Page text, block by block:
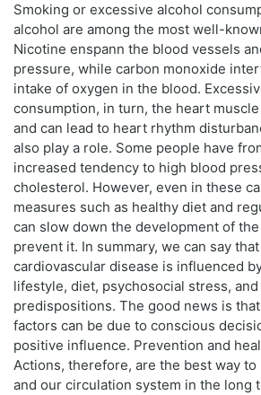
Smoking or excessive alcohol
alcohol are among the most well-
Nicotine enspann the blood vessels
pressure, while carbon monoxide
intake of oxygen in the blood.
consumption, in turn, the heart
and can lead to heart rhythm
also play a role. Some people have
increased tendency to high blood
cholesterol. However, even in these
measures such as healthy diet and
can slow down the development of
prevent it. In summary, we can say
cardiovascular disease is influenced
lifestyle, diet, psychosocial stress,
predispositions. The good news is
factors can be due to conscious
positive influence. Prevention and
Actions, therefore, are the best way
and our circulation system in the long